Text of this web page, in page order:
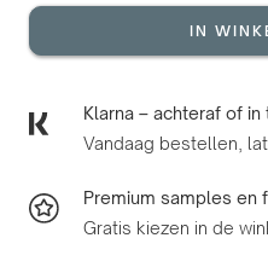
IN
Klarna – achteraf of
Vandaag bestellen,
Premium samples en
Gratis kiezen in de